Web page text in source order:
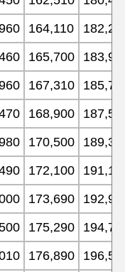
164,110
165,700
167,310
168,900
170,500
172,100
173,690
175,290
176,890